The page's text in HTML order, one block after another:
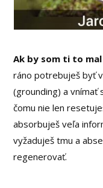
Ak by som ti to
ráno potrebuješ byť
(grounding) a vnímať
čomu nie len
absorbuješ veľa
vyžaduješ tmu a
regenerovať.